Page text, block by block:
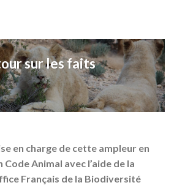
sur les faits
en charge de cette ampleur en
Code Animal avec l’aide de la
Français de la Biodiversité